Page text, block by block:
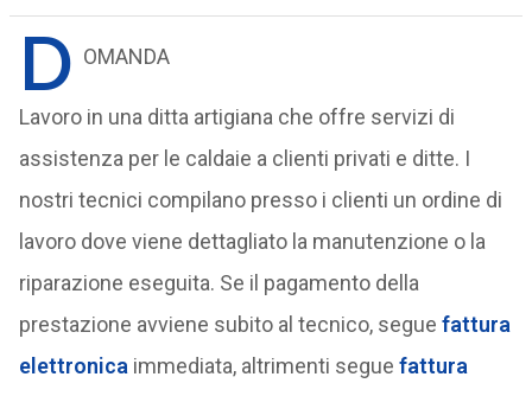
D OMANDA
Lavoro in una ditta artigiana che offre servizi di
assistenza per le caldaie a clienti privati e ditte. I
nostri tecnici compilano presso i clienti un ordine di
lavoro dove viene dettagliato la manutenzione o la
riparazione eseguita. Se il pagamento della
prestazione avviene subito al tecnico, segue fattura
elettronica immediata, altrimenti segue fattura